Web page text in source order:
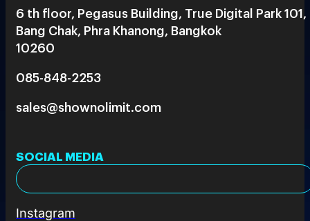
6 th floor, Pegasus Building, True Digital Park 101,
Bang Chak, Phra Khanong, Bangkok
10260
085-848-2253
sales@shownolimit.com
SOCIAL MEDIA
Instagram